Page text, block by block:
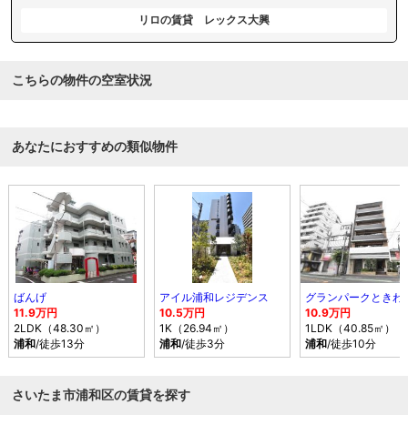
リロの賃貸 レックス大興
こちらの物件の空室状況
あなたにおすすめの類似物件
ばんげ
11.9万円
2LDK（48.30㎡）
浦和/徒歩13分
アイル浦和レジデンス
10.5万円
1K（26.94㎡）
浦和/徒歩3分
グランパークときわ
10.9万円
1LDK（40.85㎡）
浦和/徒歩10分
さいたま市浦和区の賃貸を探す